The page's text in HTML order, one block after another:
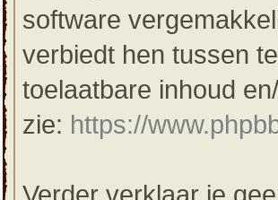
software
verbiedt hen tussen
toelaatbare inhoud
zie: https://